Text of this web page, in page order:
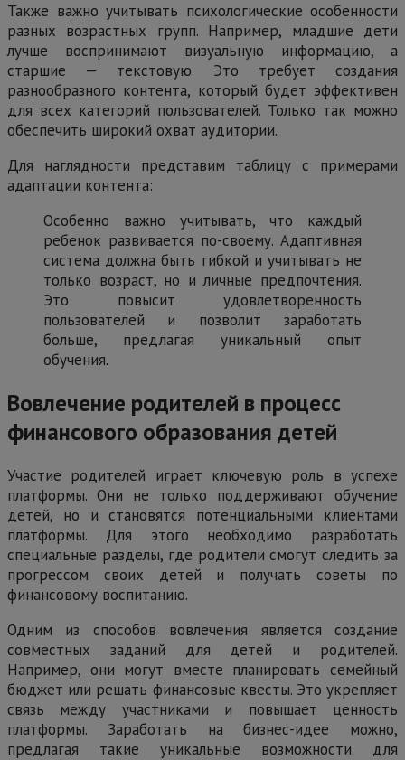
Также важно учитывать психологические особенности
разных возрастных групп. Например, младшие дети
лучше воспринимают визуальную информацию, а
старшие — текстовую. Это требует создания
разнообразного контента, который будет эффективен
для всех категорий пользователей. Только так можно
обеспечить широкий охват аудитории.
Для наглядности представим таблицу с примерами
адаптации контента:
Особенно важно учитывать, что каждый
ребенок развивается по-своему. Адаптивная
система должна быть гибкой и учитывать не
только возраст, но и личные предпочтения.
Это повысит удовлетворенность
пользователей и позволит заработать
больше, предлагая уникальный опыт
обучения.
Вовлечение родителей в процесс
финансового образования детей
Участие родителей играет ключевую роль в успехе
платформы. Они не только поддерживают обучение
детей, но и становятся потенциальными клиентами
платформы. Для этого необходимо разработать
специальные разделы, где родители смогут следить за
прогрессом своих детей и получать советы по
финансовому воспитанию.
Одним из способов вовлечения является создание
совместных заданий для детей и родителей.
Например, они могут вместе планировать семейный
бюджет или решать финансовые квесты. Это укрепляет
связь между участниками и повышает ценность
платформы. Заработать на бизнес-идее можно,
предлагая такие уникальные возможности для